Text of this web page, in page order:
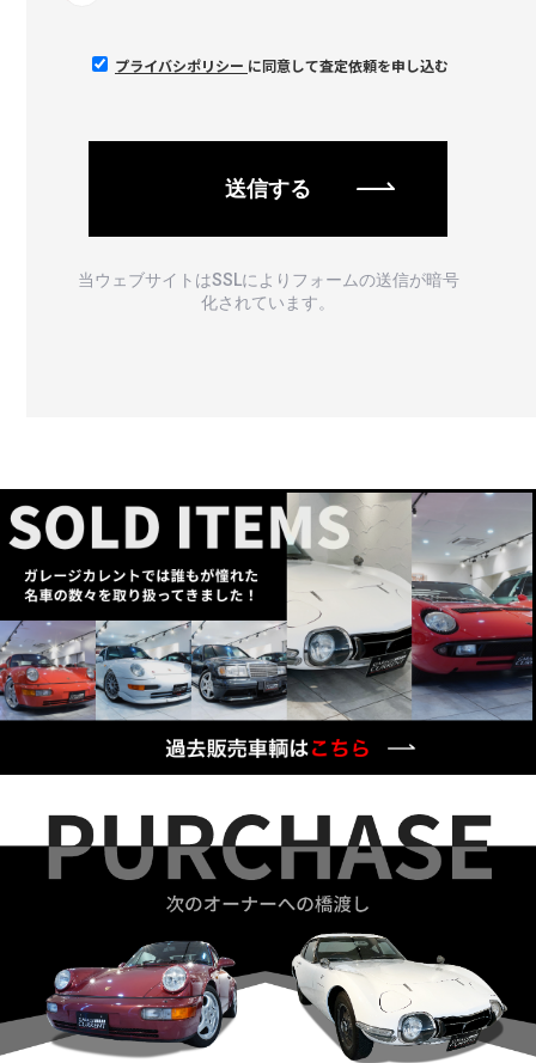
プライバシポリシー に同意して査定依頼を申し込む
当ウェブサイトはSSLによりフォームの送信が暗号
化されています。